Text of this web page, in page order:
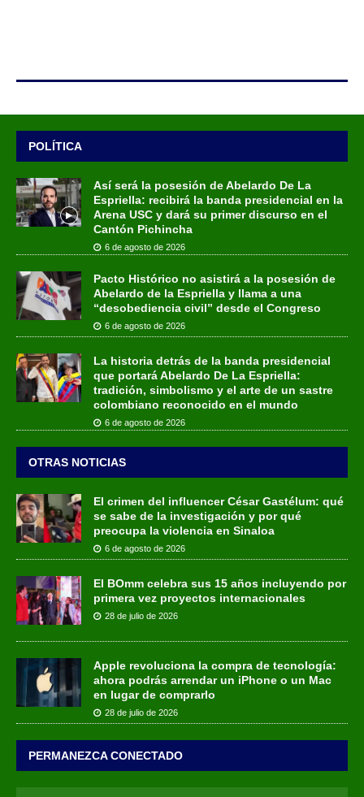
POLÍTICA
Así será la posesión de Abelardo De La
Espriella: recibirá la banda presidencial en la
Arena USC y dará su primer discurso en el
Cantón Pichincha
6 de agosto de 2026
Pacto Histórico no asistirá a la posesión de
Abelardo de la Espriella y llama a una
“desobediencia civil” desde el Congreso
6 de agosto de 2026
La historia detrás de la banda presidencial
que portará Abelardo De La Espriella:
tradición, simbolismo y el arte de un sastre
colombiano reconocido en el mundo
6 de agosto de 2026
OTRAS NOTICIAS
El crimen del influencer César Gastélum: qué
se sabe de la investigación y por qué
preocupa la violencia en Sinaloa
6 de agosto de 2026
El BOmm celebra sus 15 años incluyendo por
primera vez proyectos internacionales
28 de julio de 2026
Apple revoluciona la compra de tecnología:
ahora podrás arrendar un iPhone o un Mac
en lugar de comprarlo
28 de julio de 2026
PERMANEZCA CONECTADO